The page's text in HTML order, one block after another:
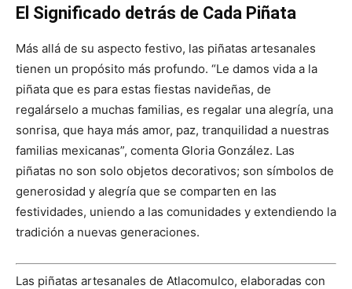
El Significado detrás de Cada Piñata
Más allá de su aspecto festivo, las piñatas artesanales
tienen un propósito más profundo. “Le damos vida a la
piñata que es para estas fiestas navideñas, de
regalárselo a muchas familias, es regalar una alegría, una
sonrisa, que haya más amor, paz, tranquilidad a nuestras
familias mexicanas”, comenta Gloria González. Las
piñatas no son solo objetos decorativos; son símbolos de
generosidad y alegría que se comparten en las
festividades, uniendo a las comunidades y extendiendo la
tradición a nuevas generaciones.
Las piñatas artesanales de Atlacomulco, elaboradas con